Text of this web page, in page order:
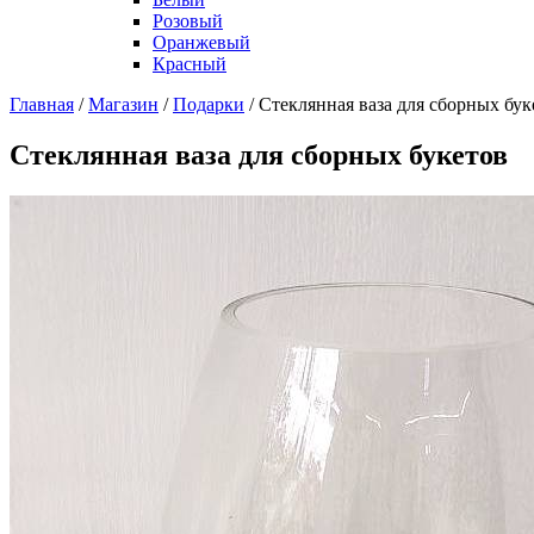
Розовый
Оранжевый
Красный
Главная / Магазин / Подарки / Стеклянная ваза для сборных
Стеклянная ваза для сборных букетов